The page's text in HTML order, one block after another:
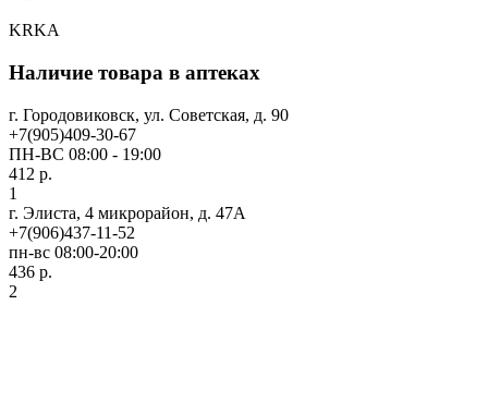
KRKA
Наличие товара в аптеках
г. Городовиковск, ул. Советская, д. 90
+7(905)409-30-67
ПН-ВС 08:00 - 19:00
412 р.
1
г. Элиста, 4 микрорайон, д. 47А
+7(906)437-11-52
пн-вс 08:00-20:00
436 р.
2